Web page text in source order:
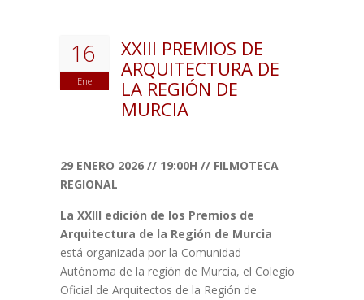
16
Ene
XXIII PREMIOS DE
ARQUITECTURA DE
LA REGIÓN DE
MURCIA
29 ENERO 2026 // 19:00H // FILMOTECA
REGIONAL
La XXIII edición de los Premios de
Arquitectura de la Región de Murcia
está organizada por la Comunidad
Autónoma de la región de Murcia, el Colegio
Oficial de Arquitectos de la Región de